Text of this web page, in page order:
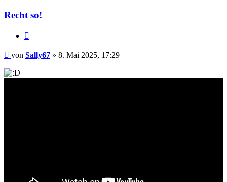
Recht so!
Beitrag
von Sally67 » 8. Mai 2025, 17:29